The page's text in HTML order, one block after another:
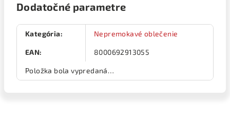
Dodatočné parametre
Kategória: Nepremokavé oblečenie
EAN: 8000692913055
Položka bola vypredaná…